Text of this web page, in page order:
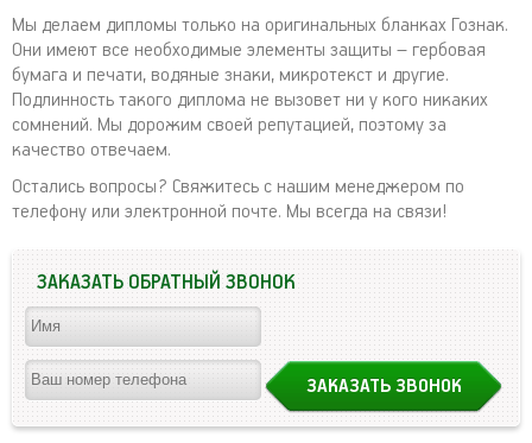
Мы делаем дипломы только на оригинальных бланках Гознак.
Они имеют все необходимые элементы защиты – гербовая
бумага и печати, водяные знаки, микротекст и другие.
Подлинность такого диплома не вызовет ни у кого никаких
сомнений. Мы дорожим своей репутацией, поэтому за
качество отвечаем.
Остались вопросы? Свяжитесь с нашим менеджером по
телефону или электронной почте. Мы всегда на связи!
ЗАКАЗАТЬ ОБРАТНЫЙ ЗВОНОК